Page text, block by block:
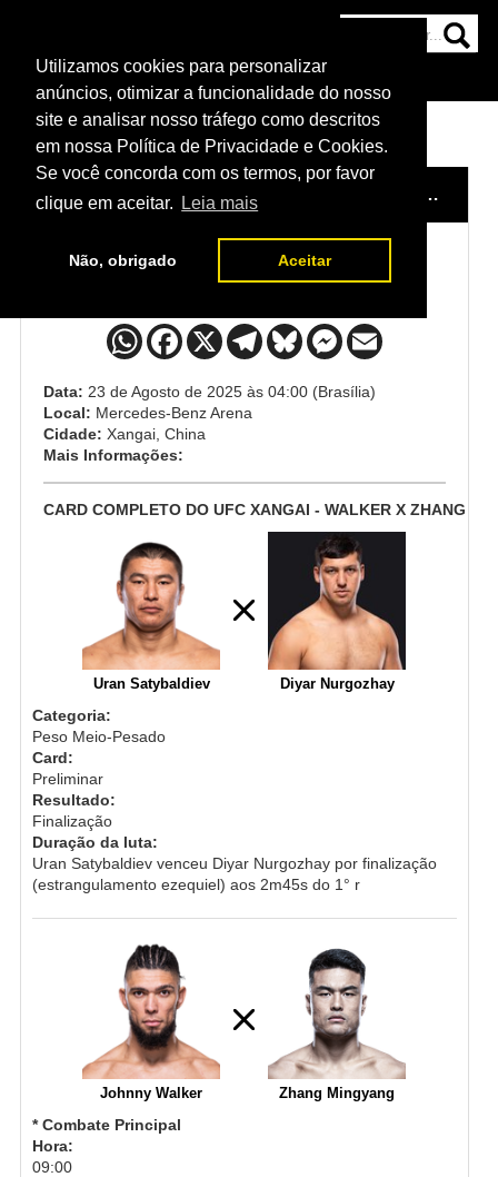
Utilizamos cookies para personalizar
anúncios, otimizar a funcionalidade do nosso
site e analisar nosso tráfego como descritos
em nossa Política de Privacidade e Cookies.
Se você concorda com os termos, por favor
clique em aceitar.
Leia mais
Não, obrigado Aceitar
NOTÍCIAS
HOME EVENTO / UFC XANGAI - WALKER X ZHANG
UFC Xangai - Walker x Zhang
Data: 23 de Agosto de 2025 às 04:00 (Brasília)
Local: Mercedes-Benz Arena
Cidade: Xangai, China
Mais Informações:
CARD COMPLETO DO UFC XANGAI - WALKER X ZHANG
Uran Satybaldiev Diyar Nurgozhay
Categoria:
Peso Meio-Pesado
Card:
Preliminar
Resultado:
Finalização
Duração da luta:
Uran Satybaldiev venceu Diyar Nurgozhay por finalização
(estrangulamento ezequiel) aos 2m45s do 1° r
Johnny Walker Zhang Mingyang
* Combate Principal
Hora:
09:00